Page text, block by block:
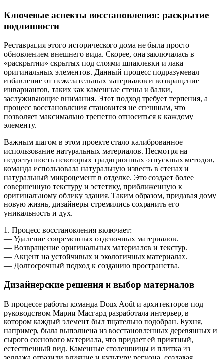
Ключевые аспекты восстановления: раскрытие
подлинности
Реставрация этого исторического дома не была просто
обновлением внешнего вида. Скорее, она заключалась в
«раскрытии» скрытых под слоями шпаклевки и лака
оригинальных элементов. Данный процесс подразумевал
избавление от нежелательных материалов и возвращение
инвариантов, таких как каменные стены и балки,
заслуживающие внимания. Этот подход требует терпения, а
процесс восстановления становится не спешным, что
позволяет максимально трепетно относиться к каждому
элементу.
Важным шагом в этом проекте стало калиброванное
использование натуральных материалов. Несмотря на
недоступность некоторых традиционных отпускных методов,
команда использовала натуральную известь в стенах и
натуральный микроцемент в отделке. Это создает более
совершенную текстуру и эстетику, приближенную к
оригинальному облику здания. Таким образом, придавая дому
новую жизнь, дизайнеры стремились сохранить его
уникальность и дух.
1. Процесс восстановления включает:
— Удаление современных отделочных материалов.
— Возвращение оригинальных материалов и текстур.
— Акцент на устойчивых и экологичных материалах.
— Долгосрочный подход к созданию пространства.
Дизайнерские решения и выбор материалов
В процессе работы команда Doux Août и архитекторов под
руководством Марии Масгард разработала интерьер, в
котором каждый элемент был тщательно подобран. Кухня,
например, была выполнена из восстановленных деревянных и
сырого соснового материала, что придает ей приятный,
естественный вид. Каменные столешницы и плитка из
зеллажа отразили влияние и культуру региона, создавая